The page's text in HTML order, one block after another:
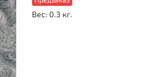
Вес: 0.3 кг.